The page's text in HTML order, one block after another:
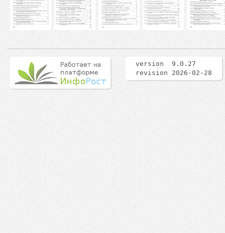
version 9.0.27
revision 2026-02-28